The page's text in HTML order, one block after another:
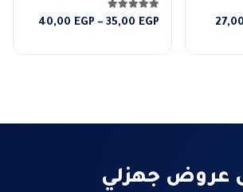
27,00
من
5.00 من 5
35,00 EGP
–
40,00 EGP
من
عروض جهزلي